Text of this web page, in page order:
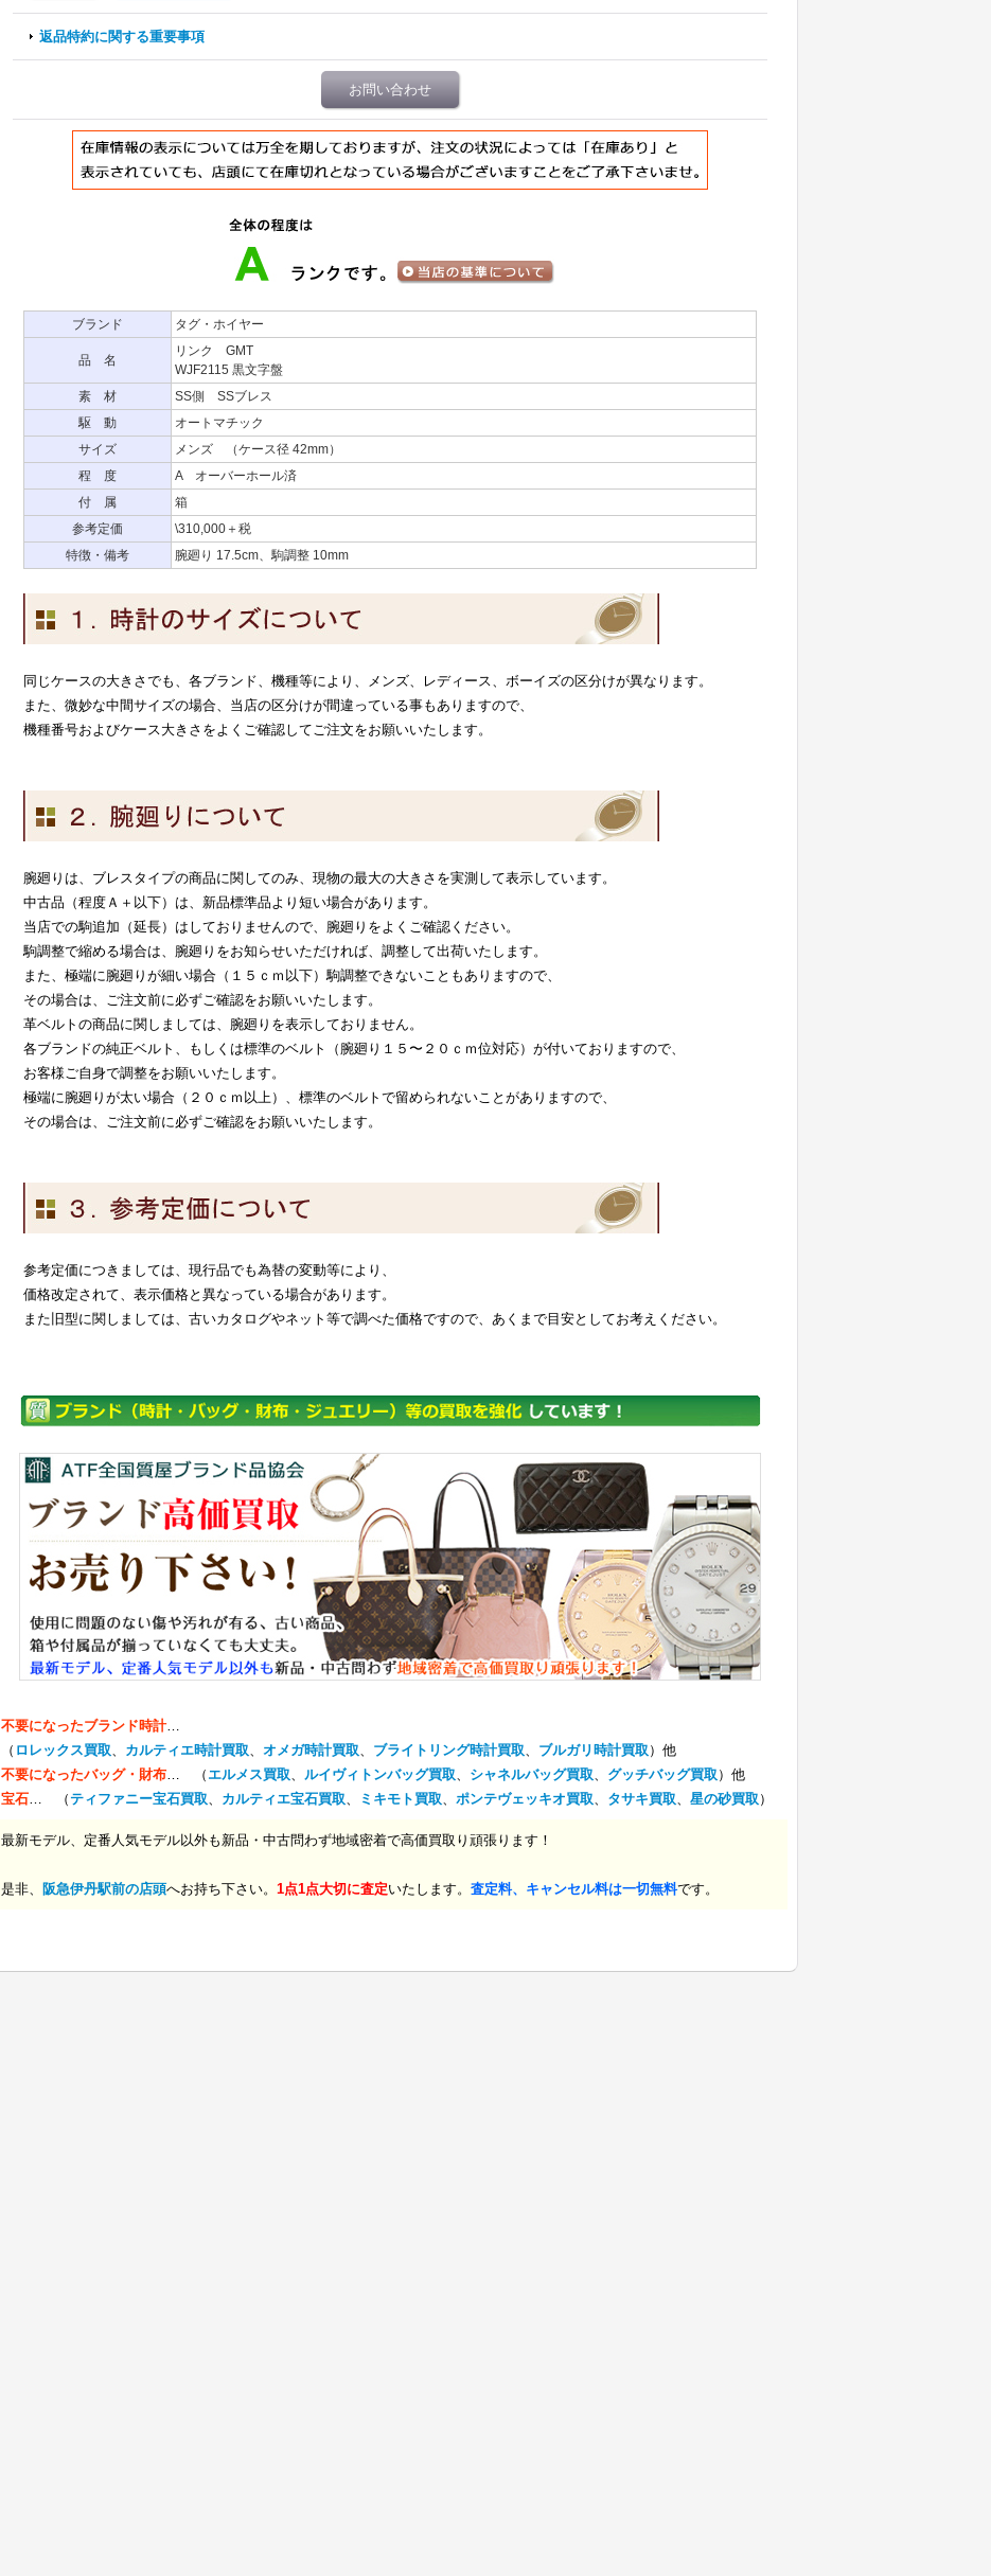
返品特約に関する重要事項
お問い合わせ
ブランド タグ・ホイヤー
品 名
リンク GMT
WJF2115 黒文字盤
素 材
SS側 SSブレス
駆 動
オートマチック
サイズ
メンズ （ケース径 42mm）
程 度
A オーバーホール済
付 属
箱
参考定価
\310,000＋税
特徴・備考
腕廻り 17.5cm、駒調整 10mm
同じケースの大きさでも、各ブランド、機種等により、メンズ、レディース、ボーイズの区分けが異なります。
また、微妙な中間サイズの場合、当店の区分けが間違っている事もありますので、
機種番号およびケース大きさをよくご確認してご注文をお願いいたします。
腕廻りは、ブレスタイプの商品に関してのみ、現物の最大の大きさを実測して表示しています。
中古品（程度Ａ＋以下）は、新品標準品より短い場合があります。
当店での駒追加（延長）はしておりませんので、腕廻りをよくご確認ください。
駒調整で縮める場合は、腕廻りをお知らせいただければ、調整して出荷いたします。
また、極端に腕廻りが細い場合（１５ｃｍ以下）駒調整できないこともありますので、
その場合は、ご注文前に必ずご確認をお願いいたします。
革ベルトの商品に関しましては、腕廻りを表示しておりません。
各ブランドの純正ベルト、もしくは標準のベルト（腕廻り１５〜２０ｃｍ位対応）が付いておりますので、
お客様ご自身で調整をお願いいたします。
極端に腕廻りが太い場合（２０ｃｍ以上）、標準のベルトで留められないことがありますので、
その場合は、ご注文前に必ずご確認をお願いいたします。
参考定価につきましては、現行品でも為替の変動等により、
価格改定されて、表示価格と異なっている場合があります。
また旧型に関しましては、古いカタログやネット等で調べた価格ですので、あくまで目安としてお考えください。
不要になったブランド時計…
（ ロレックス買取、 カルティエ時計買取、 オメガ時計買取、 ブライトリング時計買取、 ブルガリ時計買取 ）他
不要になったバッグ・財布… （ エルメス買取、 ルイヴィトンバッグ買取、 シャネルバッグ買取、 グッチバッグ買取 ）他
宝石… （ティファニー宝石買取、 カルティエ宝石買取、 ミキモト買取、 ポンテヴェッキオ買取、 タサキ買取、 星の砂買取 ）
最新モデル、定番人気モデル以外も新品・中古問わず地域密着で高価買取り頑張ります！
是非、 阪急伊丹駅前の店頭へお持ち下さい。 1点1点大切に査定いたします。 査定料、キャンセル料は一切無料です。